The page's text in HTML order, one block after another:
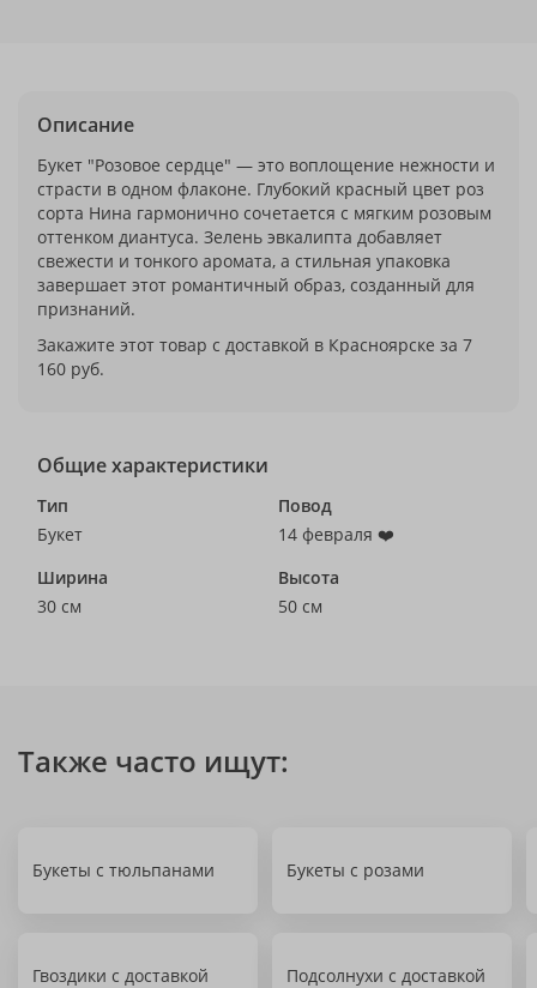
Описание
Букет "Розовое сердце" — это воплощение нежности и
страсти в одном флаконе. Глубокий красный цвет роз
сорта Нина гармонично сочетается с мягким розовым
оттенком диантуса. Зелень эвкалипта добавляет
свежести и тонкого аромата, а стильная упаковка
завершает этот романтичный образ, созданный для
признаний.
Закажите этот товар с доставкой в Красноярске за 7
160 руб.
Общие характеристики
Тип
Букет
Повод
14 февраля ❤️
Ширина
30 см
Высота
50 см
Также часто ищут:
Букеты с тюльпанами Букеты с розами
Гвоздики с доставкой Подсолнухи с доставкой